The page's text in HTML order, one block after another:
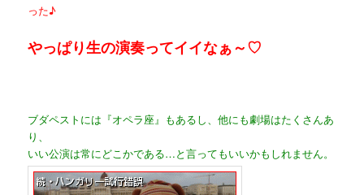
った♪
やっぱり生の演奏ってイイなぁ～♡
ブダペストには『オペラ座』もあるし、他にも劇場はたくさんあ
り、
いい公演は常にどこかである…と言ってもいいかもしれません。